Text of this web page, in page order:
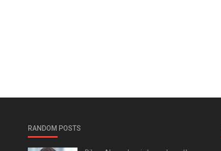
RANDOM POSTS